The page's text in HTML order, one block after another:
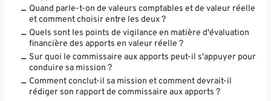
Quand parle-t-on de valeurs comptables et de valeur réelle
et comment choisir entre les deux ?
Quels sont les points de vigilance en matière d'évaluation
financière des apports en valeur réelle ?
Sur quoi le commissaire aux apports peut-il s'appuyer pour
conduire sa mission ?
Comment conclut-il sa mission et comment devrait-il
rédiger son rapport de commissaire aux apports ?